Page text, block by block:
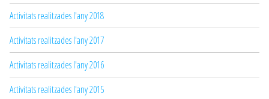
Activitats realitzades l'any 2018
Activitats realitzades l'any 2017
Activitats realitzades l'any 2016
Activitats realitzades l'any 2015